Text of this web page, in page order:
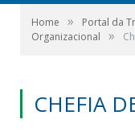
Home » Portal da
Organizacional
»
CHEFIA